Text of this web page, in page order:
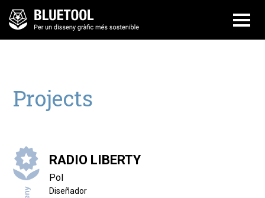
Projects
RADIO LIBERTY
Pol
Diseñador